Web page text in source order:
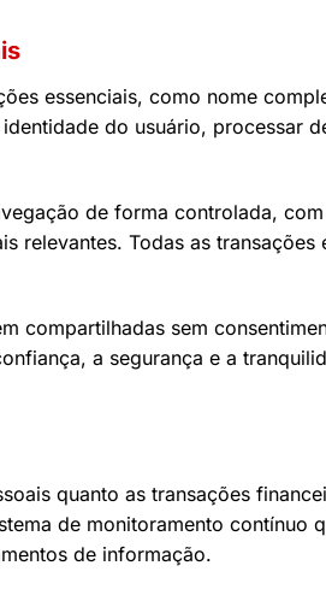
essenciais, como nome
do usuário, processar
de forma controlada,
relevantes. Todas as
compartilhadas sem
a segurança e a
quanto as transações
de monitoramento contínuo
de informação.